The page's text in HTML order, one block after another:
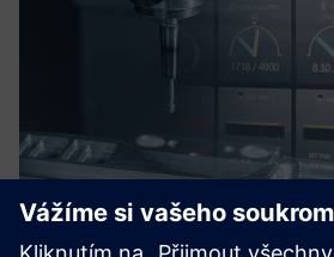
Process and condition